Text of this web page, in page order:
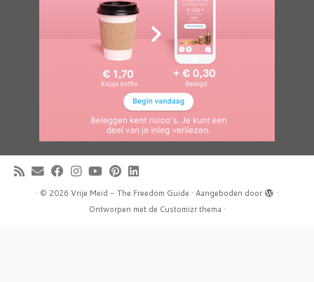
· © 2026 Vrije Meid - The Freedom Guide · Aangeboden door
·
Ontworpen met de Customizr thema ·